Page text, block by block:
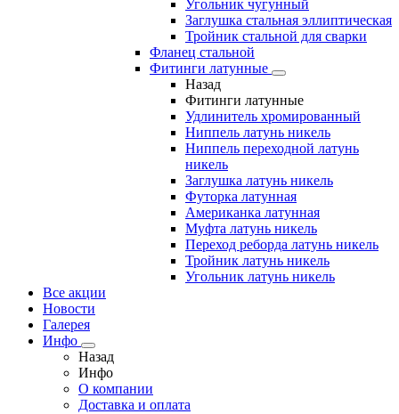
Угольник чугунный
Заглушка стальная эллиптическая
Тройник стальной для сварки
Фланец стальной
Фитинги латунные
Назад
Фитинги латунные
Удлинитель хромированный
Ниппель латунь никель
Ниппель переходной латунь
никель
Заглушка латунь никель
Футорка латунная
Американка латунная
Муфта латунь никель
Переход реборда латунь никель
Тройник латунь никель
Угольник латунь никель
Все акции
Новости
Галерея
Инфо
Назад
Инфо
О компании
Доставка и оплата